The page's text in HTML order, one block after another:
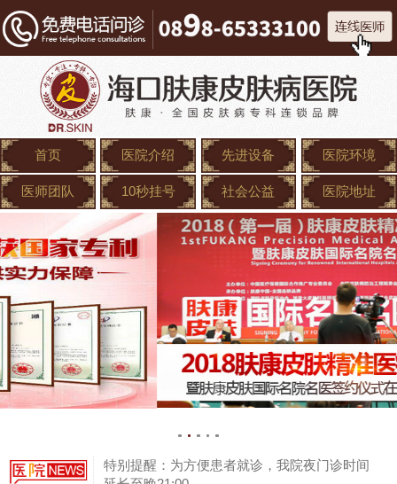
首页 医院介绍 先进设备 医院环境
医师团队 10秒挂号 社会公益 医院地址
特别提醒：为方便患者就诊，我院夜门诊时间